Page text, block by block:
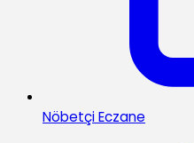
Nöbetçi Eczane